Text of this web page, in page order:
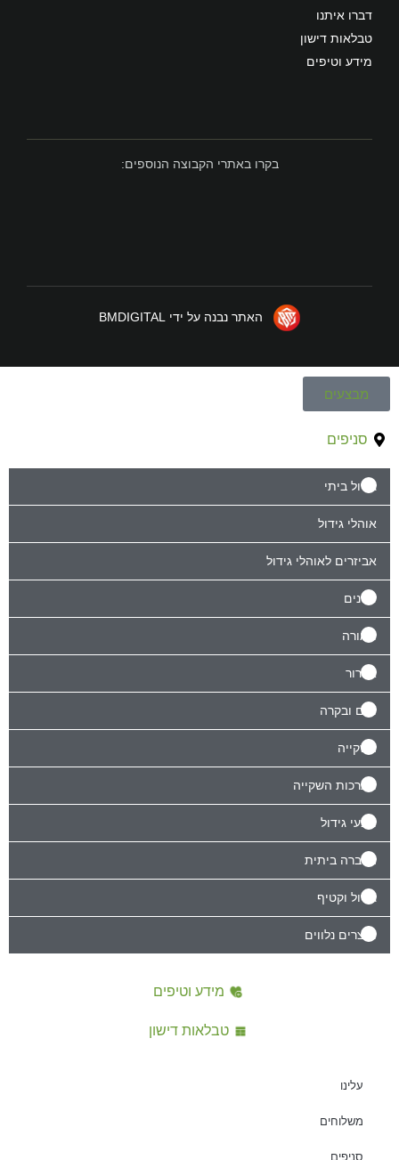
דברו איתנו
טבלאות דישון
מידע וטיפים
בקרו באתרי הקבוצה הנוספים:
האתר נבנה על ידי BMDIGITAL
מבצעים
סניפים
גידול ביתי
אוהלי גידול
אביזרים לאוהלי גידול
דשנים
תאורה
אוורור
מים ובקרה
השקייה
מערכות השקייה
מצעי גידול
הדברה ביתית
גידול וקטיף
מוצרים נלווים
מידע וטיפים
טבלאות דישון
עלינו
משלוחים
סניפים